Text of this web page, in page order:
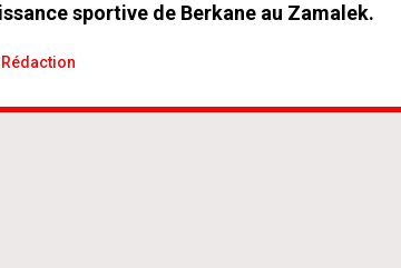
sportive de Berkane au Zamalek.
Rédaction